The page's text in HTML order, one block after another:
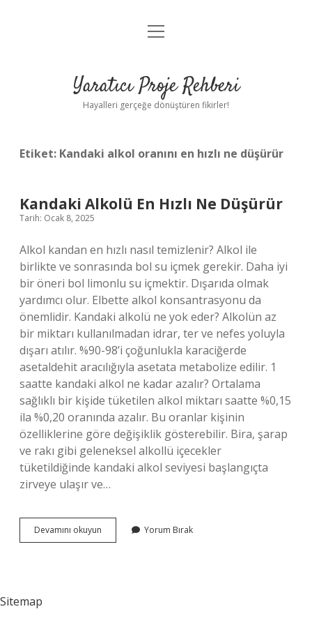
Anasayfa
Yasal Uyarı
menüyü
Yaratıcı Proje Rehberi
Hayalleri gerçeğe dönüştüren fikirler!
Etiket: Kandaki alkol oranını en hızlı ne düşürür
Kandaki Alkolü En Hızlı Ne Düşürür
Tarih: Ocak 8, 2025
Alkol kandan en hızlı nasıl temizlenir? Alkol ile
birlikte ve sonrasında bol su içmek gerekir. Daha iyi
bir öneri bol limonlu su içmektir. Dışarıda olmak
yardımcı olur. Elbette alkol konsantrasyonu da
önemlidir. Kandaki alkolü ne yok eder? Alkolün az
bir miktarı kullanılmadan idrar, ter ve nefes yoluyla
dışarı atılır. %90-98’i çoğunlukla karaciğerde
asetaldehit aracılığıyla asetata metabolize edilir. 1
saatte kandaki alkol ne kadar azalır? Ortalama
sağlıklı bir kişide tüketilen alkol miktarı saatte %0,15
ila %0,20 oranında azalır. Bu oranlar kişinin
özelliklerine göre değişiklik gösterebilir. Bira, şarap
ve rakı gibi geleneksel alkollü içecekler
tüketildiğinde kandaki alkol seviyesi başlangıçta
zirveye ulaşır ve…
Devamını okuyun Kandaki
Alkolü
Yorum Bırak
Sitemap